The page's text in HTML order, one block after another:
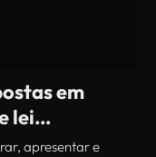
em
lei
apresentar e